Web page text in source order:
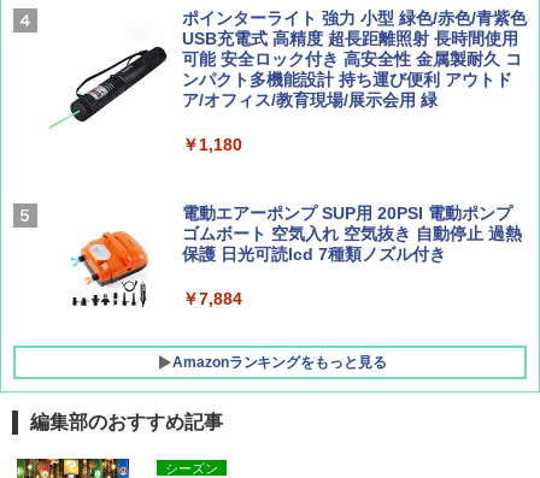
AIRLINE（エアライン）2026年9月号【特
集】ボーイング110周年を祝して！
￥1,760
新しい日本地理 地図・統計・移動から読み
解く (講談社現代新書)
￥1,540
ーティング フルクローズ メッシュ 3-4人用
簡単設置 ポップアップテント エクルベージ
ュ(BC仕様) PATC-150B(EB)
￥9,990
イド ブラックコーティング フルクローズ メ
ッシュ 4人用 簡単設置 ポップアップテント P
ATCW-150B エクルベージュ
￥-
ポインターライト 強力 小型 緑色/赤色/青紫色
USB充電式 高精度 超長距離照射 長時間使用
可能 安全ロック付き 高安全性 金属製耐久 コ
ンパクト多機能設計 持ち運び便利 アウトド
ア/オフィス/教育現場/展示会用 緑
￥1,180
電動エアーポンプ SUP用 20PSI 電動ポンプ
ゴムボート 空気入れ 空気抜き 自動停止 過熱
保護 日光可読lcd 7種類ノズル付き
￥7,884
Amazonランキングをもっと見る
編集部のおすすめ記事
シーズン